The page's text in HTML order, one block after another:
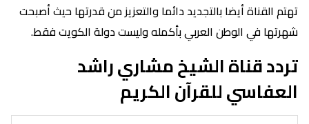
تهتم القناة أيضا بالتجديد دائما والتعزيز من قدرتها حيث أصبحت
شهرتها في الوطن العربي بأكمله وليست دولة الكويت فقط.
تردد قناة الشيخ مشاري راشد
العفاسي للقرآن الكريم